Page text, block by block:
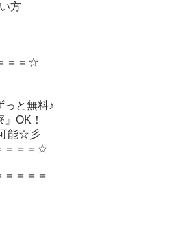
方
＝＝☆
っと無料♪
OK！
能☆彡
＝＝＝☆
＝＝＝＝